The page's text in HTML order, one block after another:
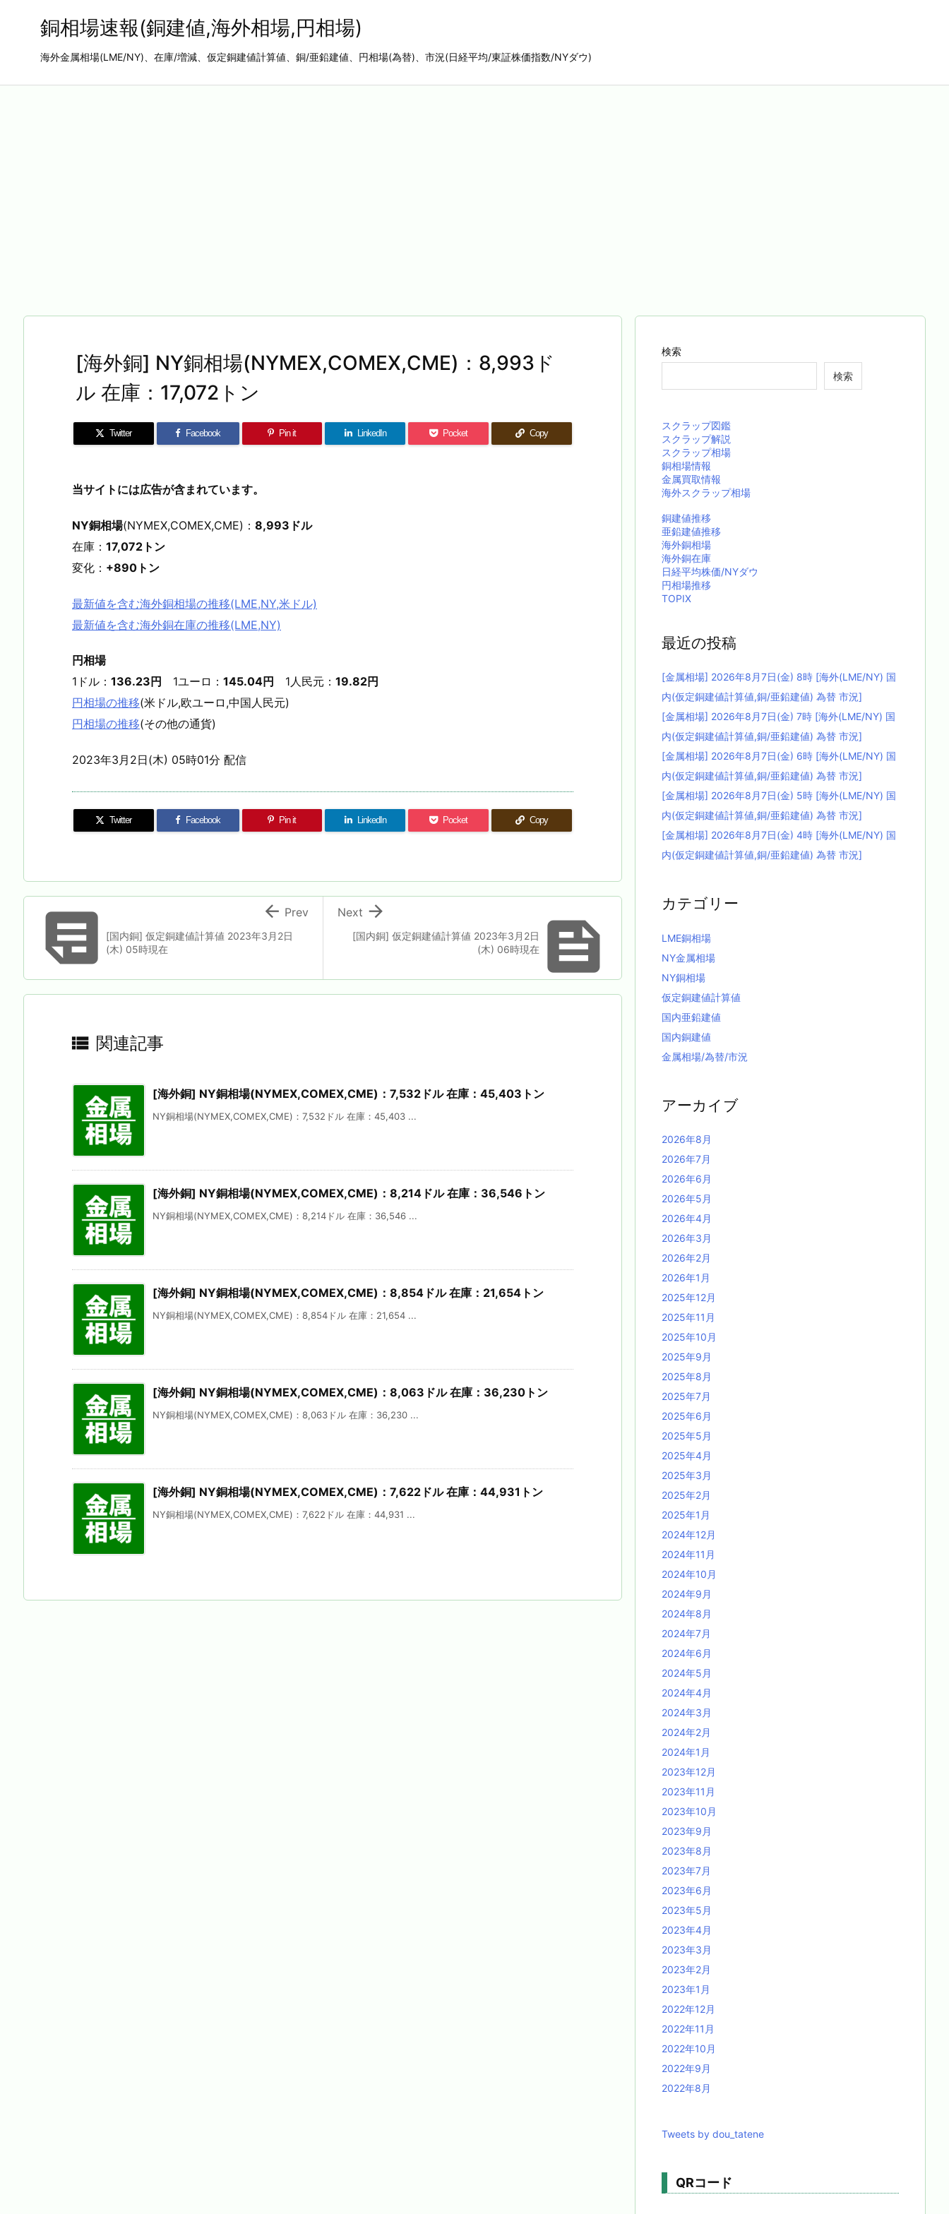
銅相場速報(銅建値,海外相場,円相場)
海外金属相場(LME/NY)、在庫/増減、仮定銅建値計算値、銅/亜鉛建値、円相場(為替)、市況(日経平均/東証株価指数/NYダウ)
[海外銅] NY銅相場(NYMEX,COMEX,CME)：8,993ド
ル 在庫：17,072トン
Twitter Facebook Pin it LinkedIn Pocket Copy
当サイトには広告が含まれています。
NY銅相場(NYMEX,COMEX,CME)： 8,993ドル
在庫： 17,072トン
変化： +890トン
最新値を含む海外銅相場の推移(LME,NY,米ドル)
最新値を含む海外銅在庫の推移(LME,NY)
円相場
1ドル： 136.23円 1ユーロ： 145.04円 1人民元： 19.82円
円相場の推移(米ドル,欧ユーロ,中国人民元)
円相場の推移(その他の通貨)
2023年3月2日(木) 05時01分 配信
Twitter Facebook Pin it LinkedIn Pocket Copy

[国内銅] 仮定銅建値計算値 2023年3月2日
(木) 06時現在

Next
[国内銅] 仮定銅建値計算値 2023年3月2日
(木) 05時現在
 Prev
 関連記事
[海外銅] NY銅相場(NYMEX,COMEX,CME)：7,532ドル 在庫：45,403トン
NY銅相場(NYMEX,COMEX,CME)：7,532ドル 在庫：45,403 ...
[海外銅] NY銅相場(NYMEX,COMEX,CME)：8,214ドル 在庫：36,546トン
NY銅相場(NYMEX,COMEX,CME)：8,214ドル 在庫：36,546 ...
[海外銅] NY銅相場(NYMEX,COMEX,CME)：8,854ドル 在庫：21,654トン
NY銅相場(NYMEX,COMEX,CME)：8,854ドル 在庫：21,654 ...
[海外銅] NY銅相場(NYMEX,COMEX,CME)：8,063ドル 在庫：36,230トン
NY銅相場(NYMEX,COMEX,CME)：8,063ドル 在庫：36,230 ...
[海外銅] NY銅相場(NYMEX,COMEX,CME)：7,622ドル 在庫：44,931トン
NY銅相場(NYMEX,COMEX,CME)：7,622ドル 在庫：44,931 ...
検索
検索
スクラップ図鑑
スクラップ解説
スクラップ相場
銅相場情報
金属買取情報
海外スクラップ相場
銅建値推移
亜鉛建値推移
海外銅相場
海外銅在庫
日経平均株価/NYダウ
円相場推移
TOPIX
最近の投稿
[金属相場] 2026年8月7日(金) 8時 [海外(LME/NY) 国
内(仮定銅建値計算値,銅/亜鉛建値) 為替 市況]
[金属相場] 2026年8月7日(金) 7時 [海外(LME/NY) 国
内(仮定銅建値計算値,銅/亜鉛建値) 為替 市況]
[金属相場] 2026年8月7日(金) 6時 [海外(LME/NY) 国
内(仮定銅建値計算値,銅/亜鉛建値) 為替 市況]
[金属相場] 2026年8月7日(金) 5時 [海外(LME/NY) 国
内(仮定銅建値計算値,銅/亜鉛建値) 為替 市況]
[金属相場] 2026年8月7日(金) 4時 [海外(LME/NY) 国
内(仮定銅建値計算値,銅/亜鉛建値) 為替 市況]
カテゴリー
LME銅相場
NY金属相場
NY銅相場
仮定銅建値計算値
国内亜鉛建値
国内銅建値
金属相場/為替/市況
アーカイブ
2026年8月
2026年7月
2026年6月
2026年5月
2026年4月
2026年3月
2026年2月
2026年1月
2025年12月
2025年11月
2025年10月
2025年9月
2025年8月
2025年7月
2025年6月
2025年5月
2025年4月
2025年3月
2025年2月
2025年1月
2024年12月
2024年11月
2024年10月
2024年9月
2024年8月
2024年7月
2024年6月
2024年5月
2024年4月
2024年3月
2024年2月
2024年1月
2023年12月
2023年11月
2023年10月
2023年9月
2023年8月
2023年7月
2023年6月
2023年5月
2023年4月
2023年3月
2023年2月
2023年1月
2022年12月
2022年11月
2022年10月
2022年9月
2022年8月
Tweets by dou_tatene
QRコード